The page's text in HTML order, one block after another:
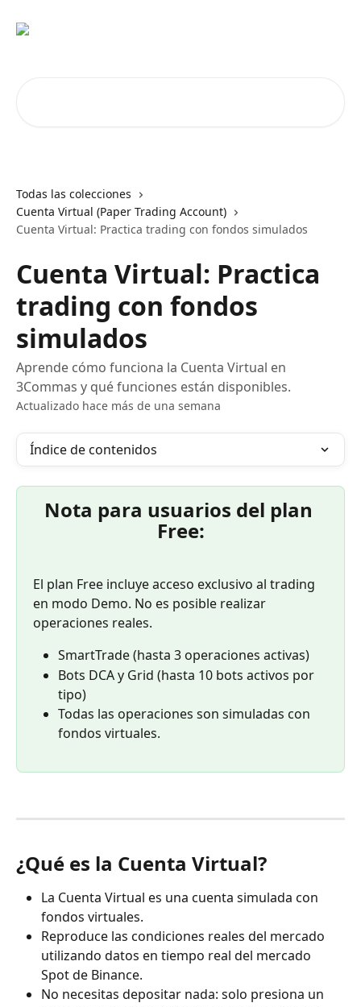
Todas las colecciones
Cuenta Virtual (Paper Trading Account)
Cuenta Virtual: Practica trading con fondos simulados
Cuenta Virtual: Practica
trading con fondos
simulados
Aprende cómo funciona la Cuenta Virtual en
3Commas y qué funciones están disponibles.
Actualizado hace más de una semana
Índice de contenidos
Nota para usuarios del plan
Free:
El plan Free incluye acceso exclusivo al trading
en modo Demo. No es posible realizar
operaciones reales.
SmartTrade (hasta 3 operaciones activas)
Bots DCA y Grid (hasta 10 bots activos por
tipo)
Todas las operaciones son simuladas con
fondos virtuales.
¿Qué es la Cuenta Virtual?
La Cuenta Virtual es una cuenta simulada con
fondos virtuales.
Reproduce las condiciones reales del mercado
utilizando datos en tiempo real del mercado
Spot de Binance.
No necesitas depositar nada: solo presiona un